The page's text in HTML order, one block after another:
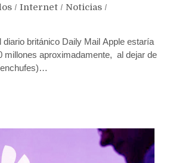
/ Internet / Noticias /
diario británico Daily Mail Apple estaría
millones aproximadamente, al dejar de